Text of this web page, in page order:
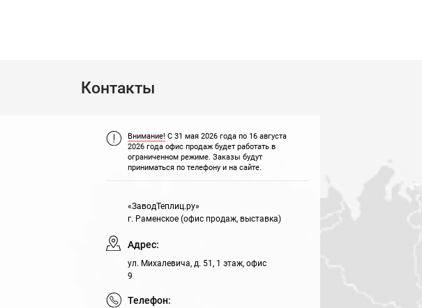
Контакты
Внимание! С 31 мая 2026 года по 16 августа
2026 года офис продаж будет работать в
ограниченном режиме. Заказы будут
приниматься по телефону и на сайте.
«ЗаводТеплиц.ру»
г. Раменское (офис продаж, выставка)
Адрес:
ул. Михалевича, д. 51, 1 этаж, офис
9
Телефон: